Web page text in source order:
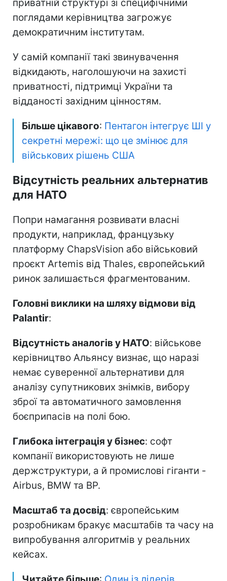
приватній структурі зі специфічними
поглядами керівництва загрожує
демократичним інститутам.
У самій компанії такі звинувачення
відкидають, наголошуючи на захисті
приватності, підтримці України та
відданості західним цінностям.
Більше цікавого: Пентагон інтегрує ШІ у
секретні мережі: що це змінює для
військових рішень США
Відсутність реальних альтернатив
для НАТО
Попри намагання розвивати власні
продукти, наприклад, французьку
платформу ChapsVision або військовий
проєкт Artemis від Thales, європейський
ринок залишається фрагментованим.
Головні виклики на шляху відмови від
Palantir:
Відсутність аналогів у НАТО: військове
керівництво Альянсу визнає, що наразі
немає суверенної альтернативи для
аналізу супутникових знімків, вибору
зброї та автоматичного замовлення
боєприпасів на полі бою.
Глибока інтеграція у бізнес: софт
компанії використовують не лише
держструктури, а й промислові гіганти -
Airbus, BMW та BP.
Масштаб та досвід: європейським
розробникам бракує масштабів та часу на
випробування алгоритмів у реальних
кейсах.